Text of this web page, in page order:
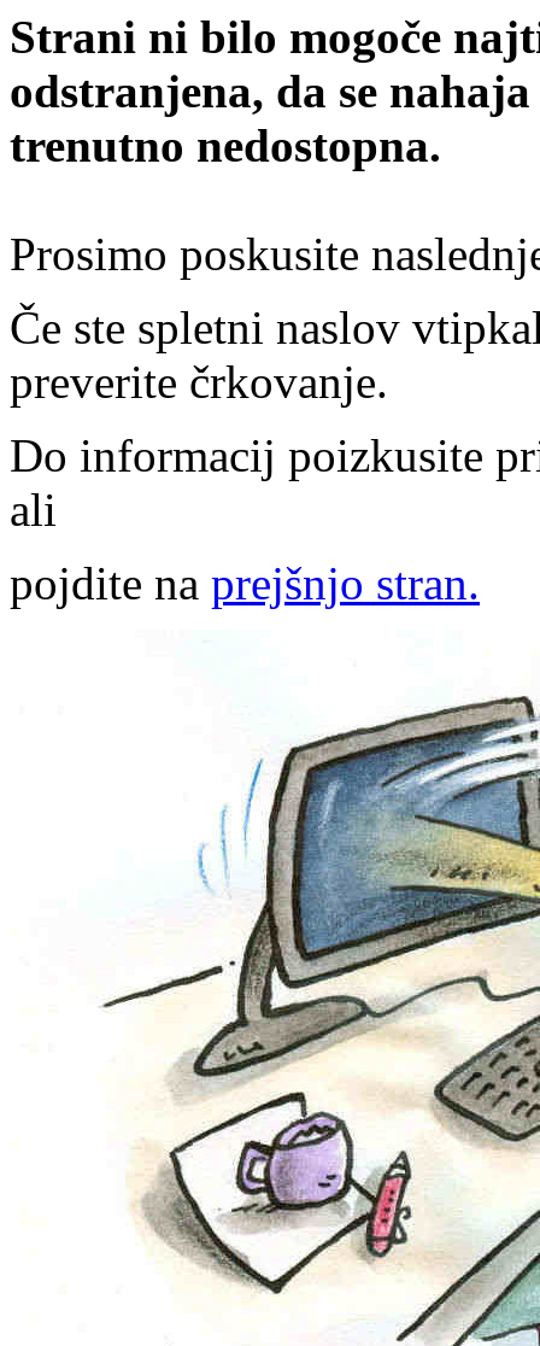
Strani ni bilo mogoče
odstranjena, da se
trenutno nedostopna.
Prosimo poskusite
Če ste spletni naslov
preverite črkovanje.
Do informacij poizkusite
ali
pojdite na prejšnjo stran.